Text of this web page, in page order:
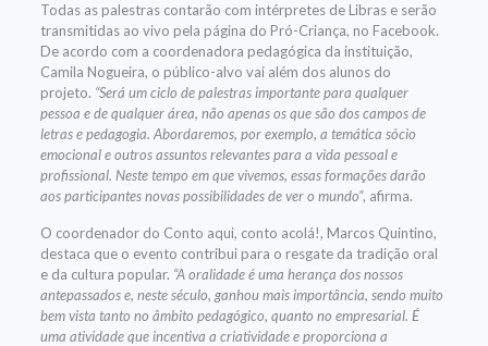
Todas as palestras contarão com intérpretes de Libras e serão
transmitidas ao vivo pela página do Pró-Criança, no Facebook.
De acordo com a coordenadora pedagógica da instituição,
Camila Nogueira, o público-alvo vai além dos alunos do
projeto. “Será um ciclo de palestras importante para qualquer
pessoa e de qualquer área, não apenas os que são dos campos de
letras e pedagogia. Abordaremos, por exemplo, a temática sócio
emocional e outros assuntos relevantes para a vida pessoal e
profissional. Neste tempo em que vivemos, essas formações darão
aos participantes novas possibilidades de ver o mundo”, afirma.
O coordenador do Conto aqui, conto acolá!, Marcos Quintino,
destaca que o evento contribui para o resgate da tradição oral
e da cultura popular. “A oralidade é uma herança dos nossos
antepassados e, neste século, ganhou mais importância, sendo muito
bem vista tanto no âmbito pedagógico, quanto no empresarial. É
uma atividade que incentiva a criatividade e proporciona a